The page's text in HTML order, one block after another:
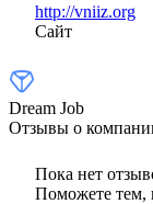
http://vniiz.org
Сайт
Dream Job
Отзывы о
Пока нет
Поможете тем,